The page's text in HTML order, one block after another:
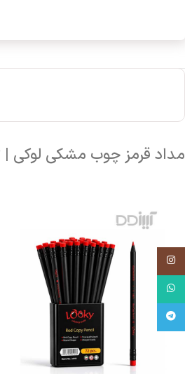
مداد قرمز چوب مشکی لوکی | Looky
واتساپ
تلگرام